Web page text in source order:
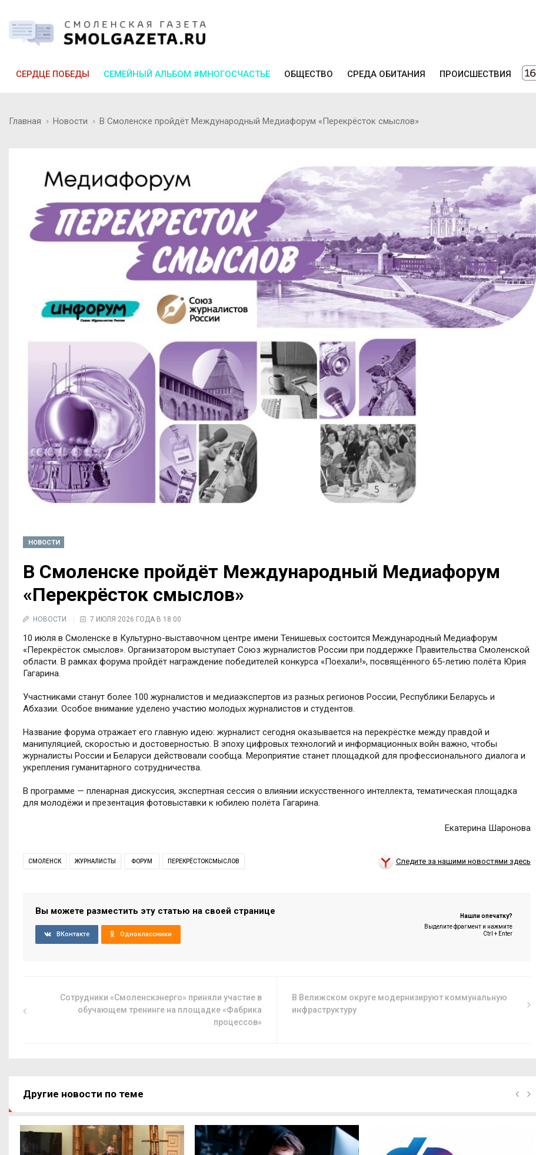
СЕРДЦЕ ПОБЕДЫ СЕМЕЙНЫЙ АЛЬБОМ #МНОГОСЧАСТЬЕ ОБЩЕСТВО СРЕДА ОБИТАНИЯ ПРОИСШЕСТВИЯ
Главная Новости В Смоленске пройдёт Международный Медиафорум «Перекрёсток смыслов»
НОВОСТИ
В Смоленске пройдёт Международный Медиафорум
«Перекрёсток смыслов»
НОВОСТИ 7 ИЮЛЯ 2026 ГОДА В 18:00
10 июля в Смоленске в Культурно-выставочном центре имени Тенишевых состоится Международный Медиафорум
«Перекрёсток смыслов». Организатором выступает Союз журналистов России при поддержке Правительства Смоленской
области. В рамках форума пройдёт награждение победителей конкурса «Поехали!», посвящённого 65-летию полёта Юрия
Гагарина.
Участниками станут более 100 журналистов и медиаэкспертов из разных регионов России, Республики Беларусь и
Абхазии. Особое внимание уделено участию молодых журналистов и студентов.
Название форума отражает его главную идею: журналист сегодня оказывается на перекрёстке между правдой и
манипуляцией, скоростью и достоверностью. В эпоху цифровых технологий и информационных войн важно, чтобы
журналисты России и Беларуси действовали сообща. Мероприятие станет площадкой для профессионального диалога и
укрепления гуманитарного сотрудничества.
В программе — пленарная дискуссия, экспертная сессия о влиянии искусственного интеллекта, тематическая площадка
для молодёжи и презентация фотовыставки к юбилею полёта Гагарина.
Екатерина Шаронова
СМОЛЕНСК ЖУРНАЛИСТЫ ФОРУМ ПЕРЕКРЁСТОКСМЫСЛОВ Следите за нашими новостями здесь
Вы можете разместить эту статью на своей странице
ВКонтакте Одноклассники
Нашли опечатку?
Выделите фрагмент и нажмите
Ctrl + Enter
Сотрудники «Смоленскэнерго» приняли участие в
обучающем тренинге на площадке «Фабрика
процессов»
В Велижском округе модернизируют коммунальную
инфраструктуру
Другие новости по теме